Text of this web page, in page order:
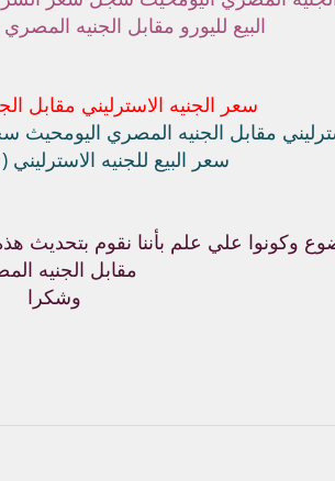
البيع لليورو مقابل الجنيه المصري (18.09) جنيه
سعر الجنيه الاسترليني مقابل
مقابل الجنيه المصري اليومحيث سجل
سعر البيع للجنيه الاسترليني (21) جنيه مصري
وكونوا علي علم بأننا نقوم بتحديث هذه
مقابل الجنيه
وشكرا